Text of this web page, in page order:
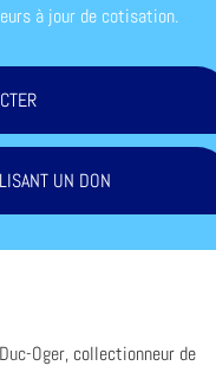
à jour de cotisation.
UN DON
Oger, collectionneur de